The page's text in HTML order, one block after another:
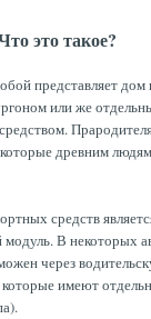
это такое?
представляет дом
или же
древним
средств
В некоторых
через
имеют
КОЛОДКИ
ДИСКИ